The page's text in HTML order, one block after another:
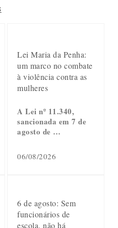
Lei Maria da Penha:
um marco no combate
à violência contra as
mulheres
A Lei nº 11.340,
sancionada em 7 de
agosto de …
06/08/2026
6 de agosto: Sem
funcionários de
escola, não há